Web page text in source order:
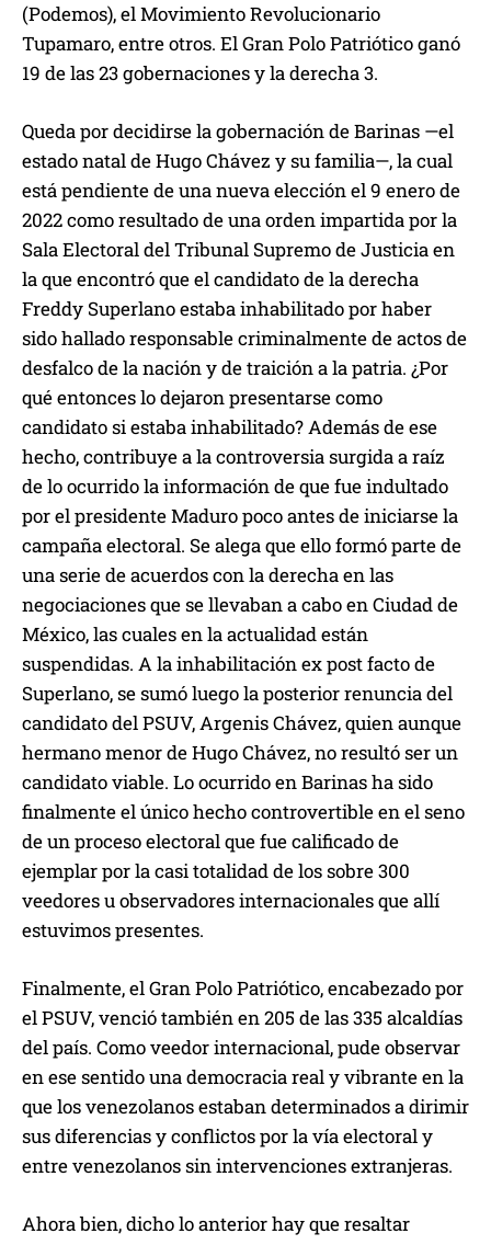
(Podemos), el Movimiento Revolucionario
Tupamaro, entre otros. El Gran Polo Patriótico ganó
19 de las 23 gobernaciones y la derecha 3.
Queda por decidirse la gobernación de Barinas —el
estado natal de Hugo Chávez y su familia—, la cual
está pendiente de una nueva elección el 9 enero de
2022 como resultado de una orden impartida por la
Sala Electoral del Tribunal Supremo de Justicia en
la que encontró que el candidato de la derecha
Freddy Superlano estaba inhabilitado por haber
sido hallado responsable criminalmente de actos de
desfalco de la nación y de traición a la patria. ¿Por
qué entonces lo dejaron presentarse como
candidato si estaba inhabilitado? Además de ese
hecho, contribuye a la controversia surgida a raíz
de lo ocurrido la información de que fue indultado
por el presidente Maduro poco antes de iniciarse la
campaña electoral. Se alega que ello formó parte de
una serie de acuerdos con la derecha en las
negociaciones que se llevaban a cabo en Ciudad de
México, las cuales en la actualidad están
suspendidas. A la inhabilitación ex post facto de
Superlano, se sumó luego la posterior renuncia del
candidato del PSUV, Argenis Chávez, quien aunque
hermano menor de Hugo Chávez, no resultó ser un
candidato viable. Lo ocurrido en Barinas ha sido
finalmente el único hecho controvertible en el seno
de un proceso electoral que fue calificado de
ejemplar por la casi totalidad de los sobre 300
veedores u observadores internacionales que allí
estuvimos presentes.
Finalmente, el Gran Polo Patriótico, encabezado por
el PSUV, venció también en 205 de las 335 alcaldías
del país. Como veedor internacional, pude observar
en ese sentido una democracia real y vibrante en la
que los venezolanos estaban determinados a dirimir
sus diferencias y conflictos por la vía electoral y
entre venezolanos sin intervenciones extranjeras.
Ahora bien, dicho lo anterior hay que resaltar